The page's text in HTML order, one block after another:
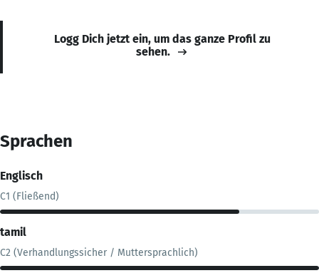
Logg Dich jetzt ein, um das ganze Profil zu
sehen.
Sprachen
Englisch
C1 (Fließend)
tamil
C2 (Verhandlungssicher / Muttersprachlich)